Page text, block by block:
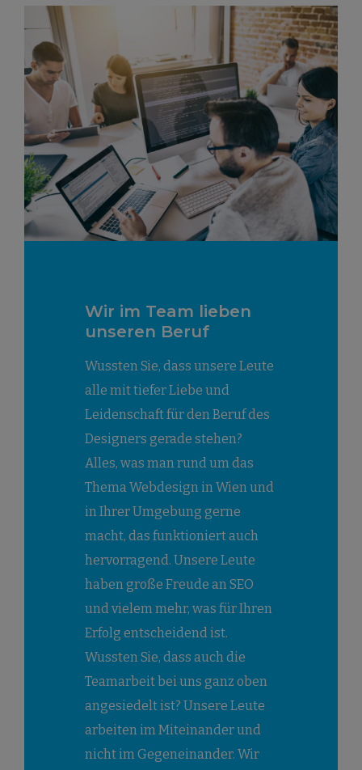
Wir im Team lieben
unseren Beruf
Wussten Sie, dass unsere Leute
alle mit tiefer Liebe und
Leidenschaft für den Beruf des
Designers gerade stehen?
Alles, was man rund um das
Thema Webdesign in Wien und
in Ihrer Umgebung gerne
macht, das funktioniert auch
hervorragend. Unsere Leute
haben große Freude an SEO
und vielem mehr, was für Ihren
Erfolg entscheidend ist.
Wussten Sie, dass auch die
Teamarbeit bei uns ganz oben
angesiedelt ist? Unsere Leute
arbeiten im Miteinander und
nicht im Gegeneinander. Wir